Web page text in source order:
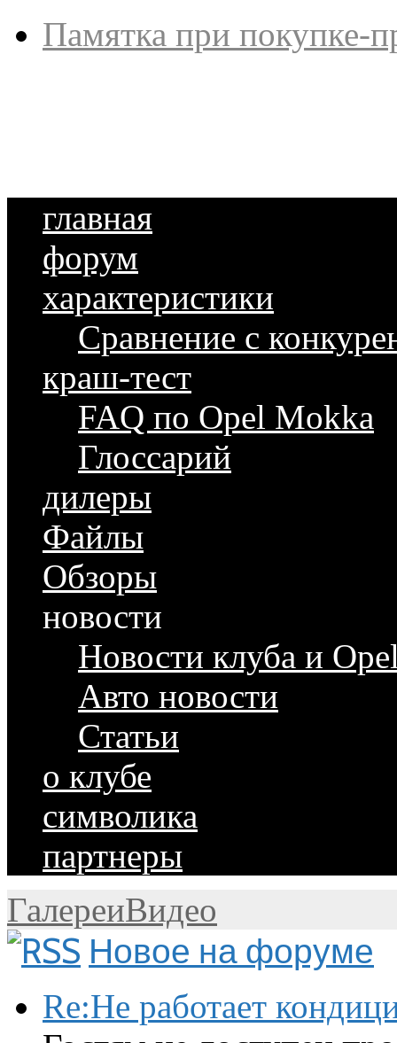
Памятка при покупке-
главная
форум
характеристики
Сравнение с
краш-тест
FAQ по Opel Mokka
Глоссарий
дилеры
Файлы
Обзоры
новости
Новости клуба и
Авто новости
Статьи
о клубе
символика
партнеры
ГалереиВидео
Новое на форуме
Re:Не работает